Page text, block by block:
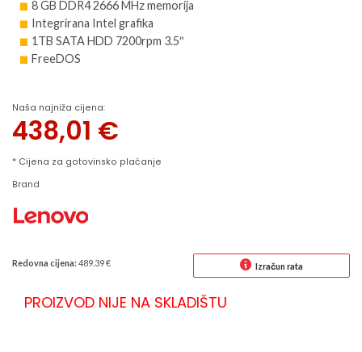
8 GB DDR4 2666 MHz memorija
Integrirana Intel grafika
1TB SATA HDD 7200rpm 3.5″
FreeDOS
Naša najniža cijena:
438,01 €
* Cijena za gotovinsko plaćanje
Brand
Redovna cijena: 489.39 € Izračun rata
PROIZVOD NIJE NA SKLADIŠTU